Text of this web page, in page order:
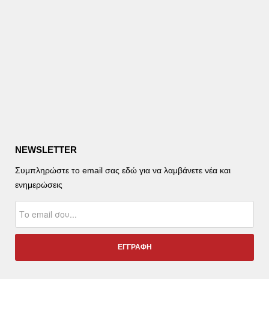
NEWSLETTER
Συμπληρώστε το email σας εδώ για να λαμβάνετε νέα και
ενημερώσεις